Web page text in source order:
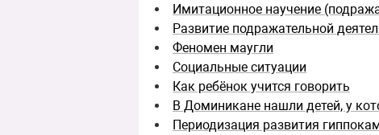
Имитационное научение
Развитие подражательной
Феномен маугли
Социальные ситуации
Как ребёнок учится говорить
В Доминикане нашли детей, у
Периодизация развития